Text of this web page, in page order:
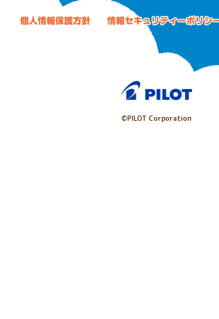
©PILOT Corporation